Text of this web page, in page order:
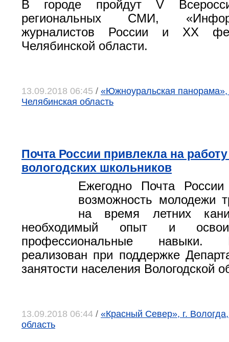
В городе пройдут V
региональных СМИ,
журналистов России и XX
Челябинской области.
13.09.2018 06:45 / «Южноуральская панорама»,
Челябинская область
Почта России привлекла на
вологодских школьников
Ежегодно Почта России
возможность молодежи
на время летних
необходимый опыт и
профессиональные
реализован при поддержке
занятости населения Вологодской
13.09.2018 06:44 / «Красный Север», г.
область